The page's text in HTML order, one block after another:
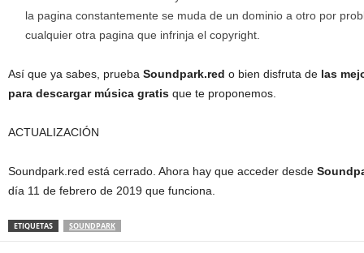
la pagina constantemente se muda de un dominio a otro por
cualquier otra pagina que infrinja el copyright.
Así que ya sabes, prueba Soundpark.red o bien disfruta de las
para descargar música gratis que te proponemos.
ACTUALIZACIÓN
Soundpark.red está cerrado. Ahora hay que acceder desde
día 11 de febrero de 2019 que funciona.
ETIQUETAS SOUNDPARK